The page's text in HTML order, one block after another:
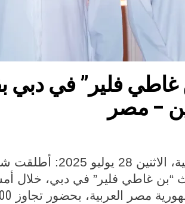
– مصر
مدينة العلمين،
“بن غاطي فلير” في دبي، خلال
مصر العربية، بحضور تجاوز